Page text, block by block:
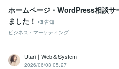
ホームページ・WordPress相談サ
ました！
告知
ビジネス・マーケティング
Utari｜Web＆System
2026/06/03 05:27